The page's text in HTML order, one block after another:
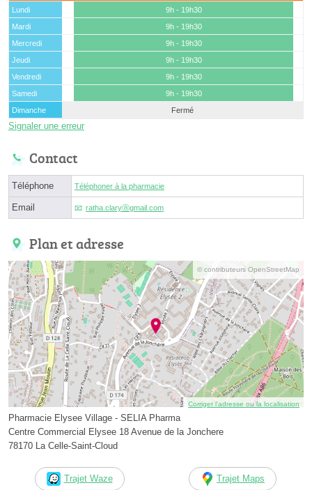
Lundi
9h - 19h30
Mardi
9h - 19h30
Mercredi
9h - 19h30
Jeudi
9h - 19h30
Vendredi
9h - 19h30
Samedi
9h - 19h30
Dimanche
Fermé
Signaler une erreur
Contact
Téléphone Téléphoner à la pharmacie
Email ratha.claryⓐgmail.com
Plan et adresse
© contributeurs OpenStreetMap
Corriger l’adresse ou la localisation
Pharmacie Elysee Village - SELIA Pharma
Centre Commercial Elysee 18 Avenue de la Jonchere
78170 La Celle-Saint-Cloud
Trajet Waze Trajet Maps